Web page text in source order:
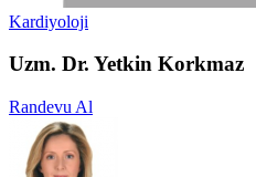
Kardiyoloji
Uzm. Dr. Yetkin Korkmaz
Randevu Al